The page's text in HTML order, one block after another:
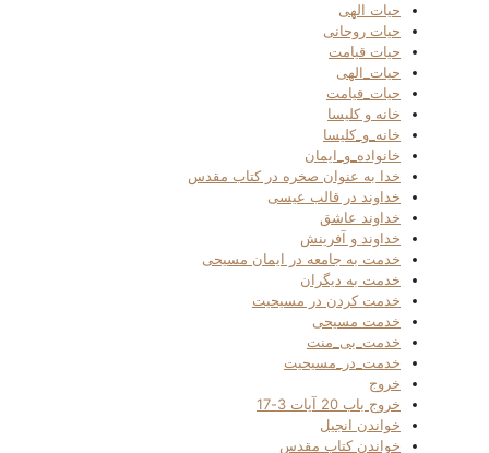
حیات الهی
حیات روحانی
حیات قیامت
حیات_الهی
حیات_قیامت
خانه و کلیسا
خانه_و_کلیسا
خانواده_و_ایمان
خدا به عنوان صخره در کتاب مقدس
خداوند در قالب عیسی
خداوند عاشق
خداوند و آفرینش
خدمت به جامعه در ایمان مسیحی
خدمت به دیگران
خدمت کردن در مسیحیت
خدمت مسیحی
خدمت_بی_منت
خدمت_در_مسیحیت
خروج
خروج باب 20 آیات 3-17
خواندن انجیل
خواندن کتاب مقدس